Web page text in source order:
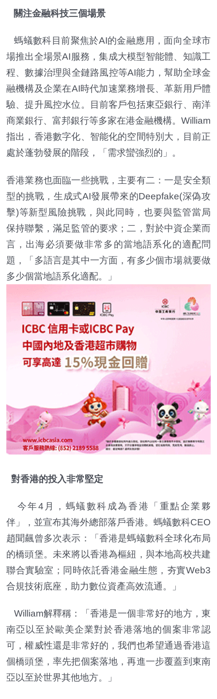
關注金融科技三個場景
螞蟻數科目前聚焦於AI的金融應用，面向全球市
場推出全場景AI服務，集成大模型智能體、知識工
程、數據治理與全鏈路風控等AI能力，幫助全球金
融機構及企業在AI時代加速業務增長、革新用戶體
驗、提升風控水位。目前客戶包括東亞銀行、南洋
商業銀行、富邦銀行等多家在港金融機構。William
指出，香港數字化、智能化的空間特別大，目前正
處於蓬勃發展的階段，「需求蠻強烈的」。
香港業務也面臨一些挑戰，主要有二：一是安全類
型的挑戰，生成式AI發展帶來的Deepfake(深偽攻
擊)等新型風險挑戰，與此同時，也要與監管當局
保持聯繫，滿足監管的要求；二，對於中資企業而
言，出海必須要做非常多的當地語系化的適配問
題，「多語言是其中一方面，有多少個市場就要做
多少個當地語系化適配。」
對香港的投入非常堅定
今年4月，螞蟻數科成為香港「重點企業夥
伴」，並宣布其海外總部落戶香港。螞蟻數科CEO
趙聞飆曾多次表示：「香港是螞蟻數科全球化布局
的橋頭堡。未來將以香港為樞紐，與本地高校共建
聯合實驗室；同時依託香港金融生態，夯實Web3
合規技術底座，助力數位資產高效流通。」
William解釋稱：「香港是一個非常好的地方，東
南亞以至於歐美企業對於香港落地的個案非常認
可，權威性還是非常好的，我們也希望通過香港這
個橋頭堡，率先把個案落地，再進一步覆蓋到東南
亞以至於世界其他地方。」